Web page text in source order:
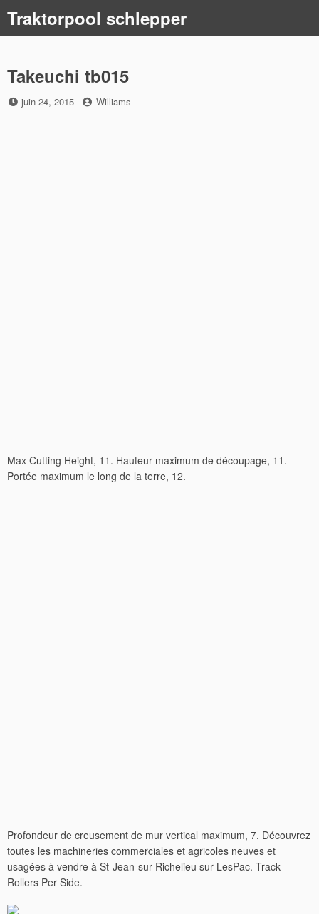
content
Traktorpool schlepper
Takeuchi tb015
Posted
juin 24, 2015 by
Williams
Max Cutting Height, 11. Hauteur maximum de découpage, 11.
Portée maximum le long de la terre, 12.
Profondeur de creusement de mur vertical maximum, 7. Découvrez
toutes les machineries commerciales et agricoles neuves et
usagées à vendre à St-Jean-sur-Richelieu sur LesPac. Track
Rollers Per Side.